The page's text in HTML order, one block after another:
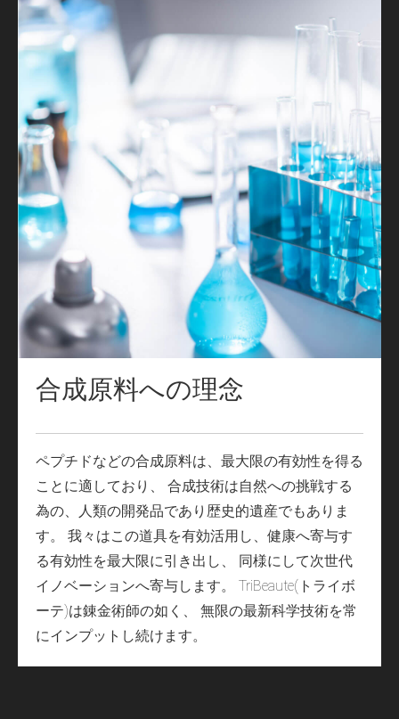
合成原料への理念
ペプチドなどの合成原料は、最大限の有効性を得る
ことに適しており、 合成技術は自然への挑戦する
為の、人類の開発品であり歴史的遺産でもありま
す。 我々はこの道具を有効活用し、健康へ寄与す
る有効性を最大限に引き出し、 同様にして次世代
イノベーションへ寄与します。 TriBeaute(トライボ
ーテ)は錬金術師の如く、 無限の最新科学技術を常
にインプットし続けます。